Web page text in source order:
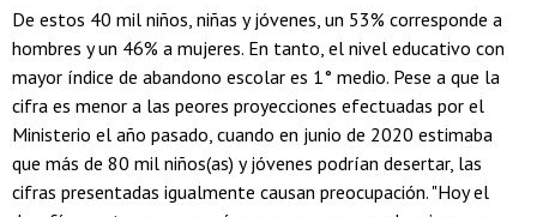
De estos 40 mil niños, niñas y jóvenes, un 53% corresponde a
hombres y un 46% a mujeres. En tanto, el nivel educativo con
mayor índice de abandono escolar es 1° medio. Pese a que la
cifra es menor a las peores proyecciones efectuadas por el
Ministerio el año pasado, cuando en junio de 2020 estimaba
que más de 80 mil niños(as) y jóvenes podrían desertar, las
cifras presentadas igualmente causan preocupación. "Hoy el